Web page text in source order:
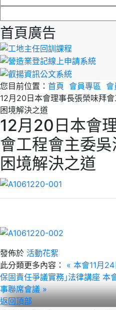
首頁廣告
您目前位置： 首頁 會員專區 會
12月20日本會理事長張榮味拜
困境解決之道
12月20日本會
會工程會主委
困境解決之道
發佈於 活動花絮
此分類更多內容：
« 本會11月
保固責任爭議實務｣法律講座 本
事聯席會議 »
返回頂部